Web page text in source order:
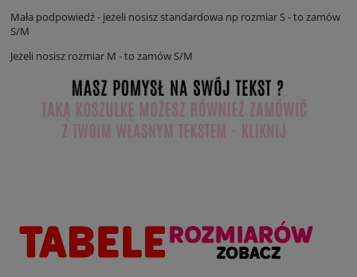
Mała podpowiedź - jeżeli nosisz standardowa np rozmiar S - to zamów
S/M
Jeżeli nosisz rozmiar M - to zamów S/M